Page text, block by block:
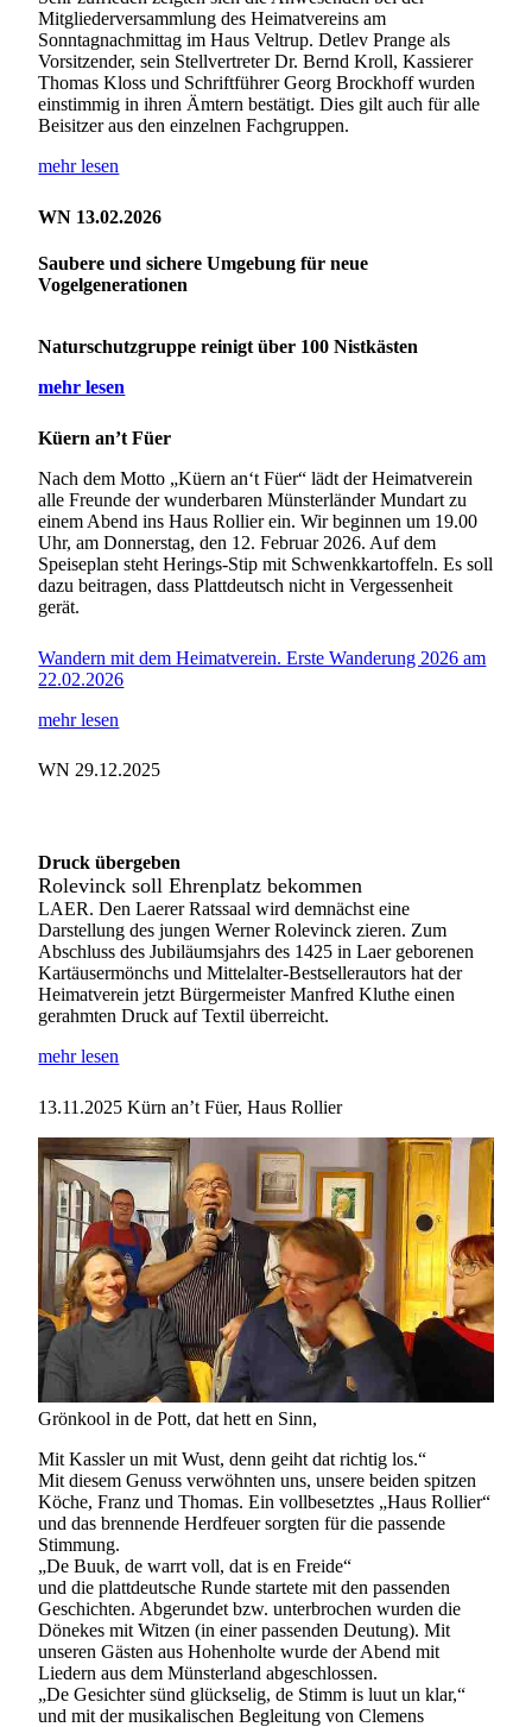
Mitgliederversammlung des Heimatvereins am
Sonntagnachmittag im Haus Veltrup. Detlev Prange als
Vorsitzender, sein Stellvertreter Dr. Bernd Kroll, Kassierer
Thomas Kloss und Schriftführer Georg Brockhoff wurden
einstimmig in ihren Ämtern bestätigt. Dies gilt auch für alle
Beisitzer aus den einzelnen Fachgruppen.
mehr lesen
WN 13.02.2026
Saubere und sichere Umgebung für neue
Vogelgenerationen
Naturschutzgruppe reinigt über 100 Nistkästen
mehr lesen
Küern an’t Füer
Nach dem Motto „Küern an‘t Füer“ lädt der Heimatverein
alle Freunde der wunderbaren Münsterländer Mundart zu
einem Abend ins Haus Rollier ein. Wir beginnen um 19.00
Uhr, am Donnerstag, den 12. Februar 2026. Auf dem
Speiseplan steht Herings-Stip mit Schwenkkartoffeln. Es soll
dazu beitragen, dass Plattdeutsch nicht in Vergessenheit
gerät.
Wandern mit dem Heimatverein. Erste Wanderung 2026 am
22.02.2026
mehr lesen
WN 29.12.2025
Druck übergeben
Rolevinck soll Ehrenplatz bekommen
LAER. Den Laerer Ratssaal wird demnächst eine
Darstellung des jungen Werner Rolevinck zieren. Zum
Abschluss des Jubiläumsjahrs des 1425 in Laer geborenen
Kartäusermönchs und Mittelalter-Bestsellerautors hat der
Heimatverein jetzt Bürgermeister Manfred Kluthe einen
gerahmten Druck auf Textil überreicht.
mehr lesen
13.11.2025 Kürn an’t Füer, Haus Rollier
Grönkool in de Pott, dat hett en Sinn,
Mit Kassler un mit Wust, denn geiht dat richtig los.“
Mit diesem Genuss verwöhnten uns, unsere beiden spitzen
Köche, Franz und Thomas. Ein vollbesetztes „Haus Rollier“
und das brennende Herdfeuer sorgten für die passende
Stimmung.
„De Buuk, de warrt voll, dat is en Freide“
und die plattdeutsche Runde startete mit den passenden
Geschichten. Abgerundet bzw. unterbrochen wurden die
Dönekes mit Witzen (in einer passenden Deutung). Mit
unseren Gästen aus Hohenholte wurde der Abend mit
Liedern aus dem Münsterland abgeschlossen.
„De Gesichter sünd glückselig, de Stimm is luut un klar,“
und mit der musikalischen Begleitung von Clemens